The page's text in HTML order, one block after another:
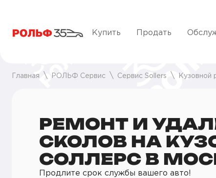
Купить Продать
Главная РОЛЬФ Сервис Сервис Sollers Кузовной
РЕМОНТ И
СКОЛОВ НА
СОЛЛЕРС В
Продлите срок службы вашего авто!